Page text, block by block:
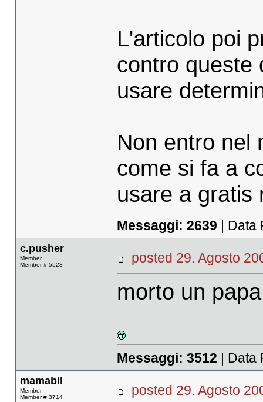
L'articolo poi
contro queste
usare
Non entro nel
come si fa a
usare a gratis
Messaggi: 2639 | Data
c.pusher
Member
Member # 5523
posted 29. Agosto
morto un
Messaggi: 3512 | Data
mamabil
Member
Member # 3714
posted 29. Agosto